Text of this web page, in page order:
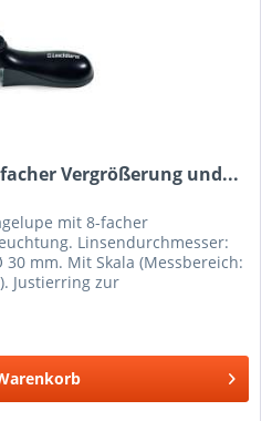
Vergrößerung und...
mit 8-facher
Linsendurchmesser:
mm. Mit Skala (Messbereich:
Justierring zur